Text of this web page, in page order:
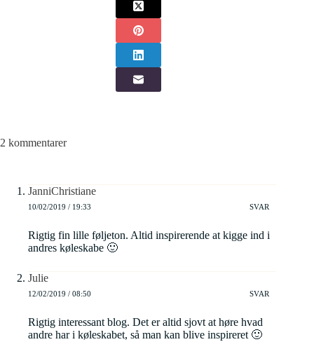
2 kommentarer
JanniChristiane
10/02/2019 / 19:33 SVAR
Rigtig fin lille føljeton. Altid inspirerende at kigge ind i
andres køleskabe 🙂
Julie
12/02/2019 / 08:50 SVAR
Rigtig interessant blog. Det er altid sjovt at høre hvad
andre har i køleskabet, så man kan blive inspireret 🙂